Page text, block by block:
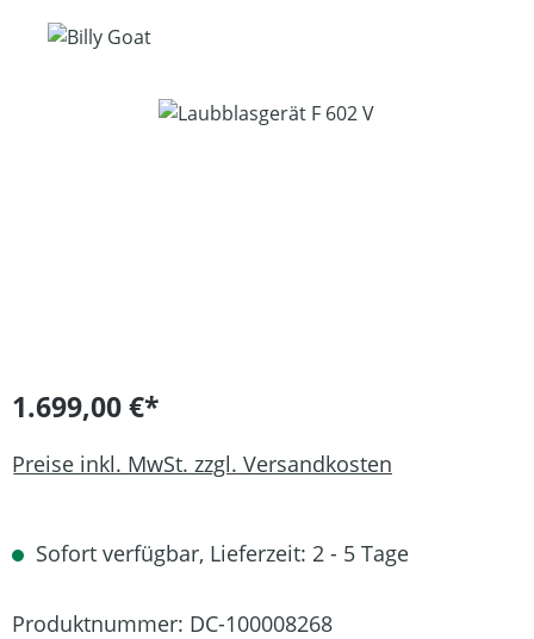
Bildergalerie überspringen
1.699,00 €*
Preise inkl. MwSt. zzgl. Versandkosten
Sofort verfügbar, Lieferzeit: 2 - 5 Tage
Produktnummer: DC-100008268